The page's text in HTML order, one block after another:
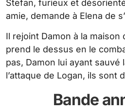
Stefan, furieux et
amie, demande à Elena de
Il rejoint Damon à la maison
prend le dessus en le
pas, Damon lui ayant sauvé
l’attaque de Logan, ils sont
Bande